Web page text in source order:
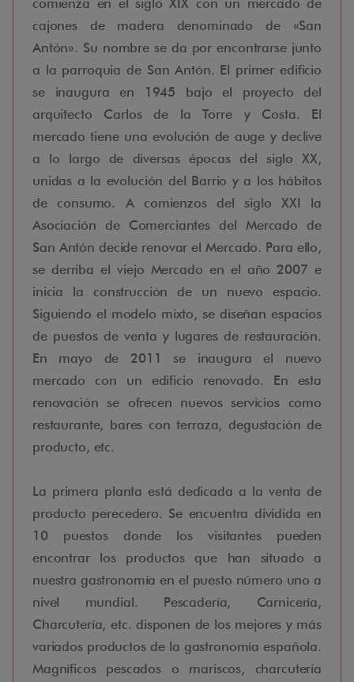
comienza en el siglo XIX con un mercado de
cajones de madera denominado de «San
Antón». Su nombre se da por encontrarse junto
a la parroquia de San Antón. El primer edificio
se inaugura en 1945 bajo el proyecto del
arquitecto Carlos de la Torre y Costa. El
mercado tiene una evolución de auge y declive
a lo largo de diversas épocas del siglo XX,
unidas a la evolución del Barrio y a los hábitos
de consumo. A comienzos del siglo XXI la
Asociación de Comerciantes del Mercado de
San Antón decide renovar el Mercado. Para ello,
se derriba el viejo Mercado en el año 2007 e
inicia la construcción de un nuevo espacio.
Siguiendo el modelo mixto, se diseñan espacios
de puestos de venta y lugares de restauración.
En mayo de 2011 se inaugura el nuevo
mercado con un edificio renovado. En esta
renovación se ofrecen nuevos servicios como
restaurante, bares con terraza, degustación de
producto, etc.
La primera planta está dedicada a la venta de
producto perecedero. Se encuentra dividida en
10 puestos donde los visitantes pueden
encontrar los productos que han situado a
nuestra gastronomía en el puesto número uno a
nivel mundial. Pescadería, Carnicería,
Charcutería, etc. disponen de los mejores y más
variados productos de la gastronomía española.
Magníficos pescados o mariscos, charcutería